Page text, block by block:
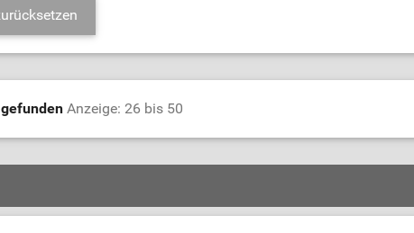
Anzeige: 26 bis 50